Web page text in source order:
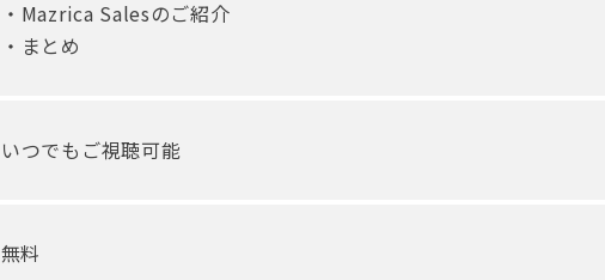
・Mazrica Salesのご紹介
・まとめ
いつでもご視聴可能
無料